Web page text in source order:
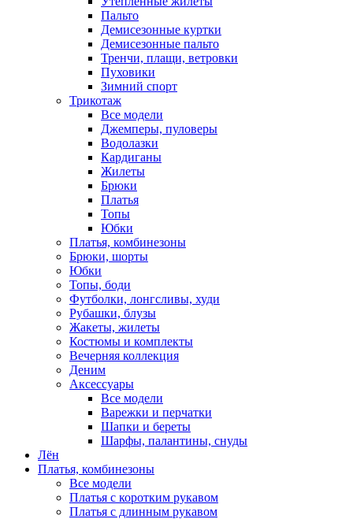
Пальто
Демисезонные куртки
Демисезонные пальто
Тренчи, плащи, ветровки
Пуховики
Зимний спорт
Трикотаж
Все модели
Джемперы, пуловеры
Водолазки
Кардиганы
Жилеты
Брюки
Платья
Топы
Юбки
Платья, комбинезоны
Брюки, шорты
Юбки
Топы, боди
Футболки, лонгсливы, худи
Рубашки, блузы
Жакеты, жилеты
Костюмы и комплекты
Вечерняя коллекция
Деним
Аксессуары
Все модели
Варежки и перчатки
Шапки и береты
Шарфы, палантины, снуды
Лён
Платья, комбинезоны
Все модели
Платья с коротким рукавом
Платья с длинным рукавом